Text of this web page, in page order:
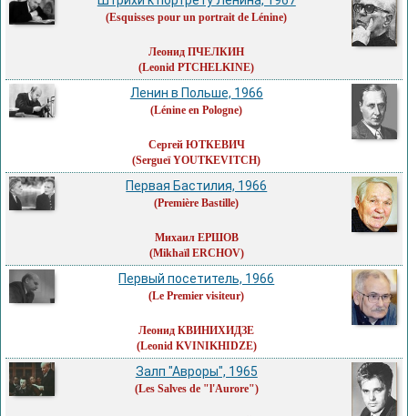
(Esquisses pour un portrait de Lénine)
Леонид ПЧЕЛКИН
(Leonid PTCHELKINE)
Ленин в Польше, 1966
(Lénine en Pologne)
Сергей ЮТКЕВИЧ
(Sergueï YOUTKEVITCH)
Первая Бастилия, 1966
(Première Bastille)
Михаил ЕРШОВ
(Mikhaïl ERCHOV)
Первый посетитель, 1966
(Le Premier visiteur)
Леонид КВИНИХИДЗЕ
(Leonid KVINIKHIDZE)
Залп "Авроры", 1965
(Les Salves de "l'Aurore")